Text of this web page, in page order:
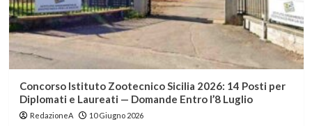
Concorso Istituto Zootecnico Sicilia 2026: 14 Posti per
Diplomati e Laureati — Domande Entro l’8 Luglio
RedazioneA 10 Giugno 2026